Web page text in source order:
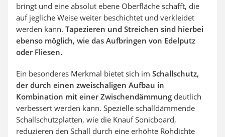
bringt und eine absolut ebene Oberfläche schafft, die
auf jegliche Weise weiter beschichtet und verkleidet
werden kann. Tapezieren und Streichen sind hierbei
ebenso möglich, wie das Aufbringen von Edelputz
oder Fliesen.
Ein besonderes Merkmal bietet sich im Schallschutz,
der durch einen zweischaligen Aufbau in
Kombination mit einer Zwischendämmung deutlich
verbessert werden kann. Spezielle schalldämmende
Schallschutzplatten, wie die Knauf Sonicboard,
reduzieren den Schall durch eine erhöhte Rohdichte